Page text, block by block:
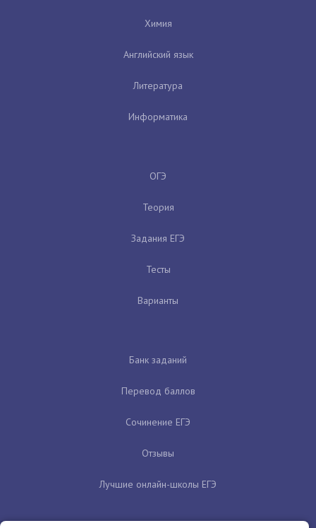
Химия
Английский язык
Литература
Информатика
ОГЭ
Теория
Задания ЕГЭ
Тесты
Варианты
Банк заданий
Перевод баллов
Сочинение ЕГЭ
Отзывы
Лучшие онлайн-школы ЕГЭ